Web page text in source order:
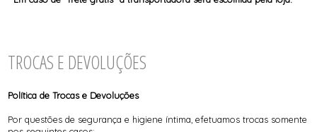
TROCAS E DEVOLUÇÕES
Política de Trocas e Devoluções
Por questões de segurança e higiene íntima, efetuamos trocas somente